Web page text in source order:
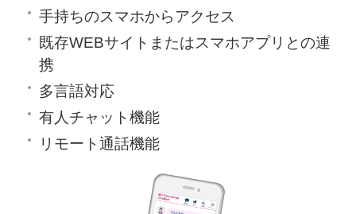
手持ちのスマホからアクセス
既存WEBサイトまたはスマホアプリとの連
携
多言語対応
有人チャット機能
リモート通話機能